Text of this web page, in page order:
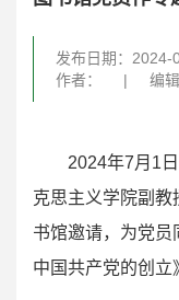
发布日期：2024-
作者：
| 编
2024年7月1
克思主义学院副教
书馆邀请，为党员
中国共产党的创立